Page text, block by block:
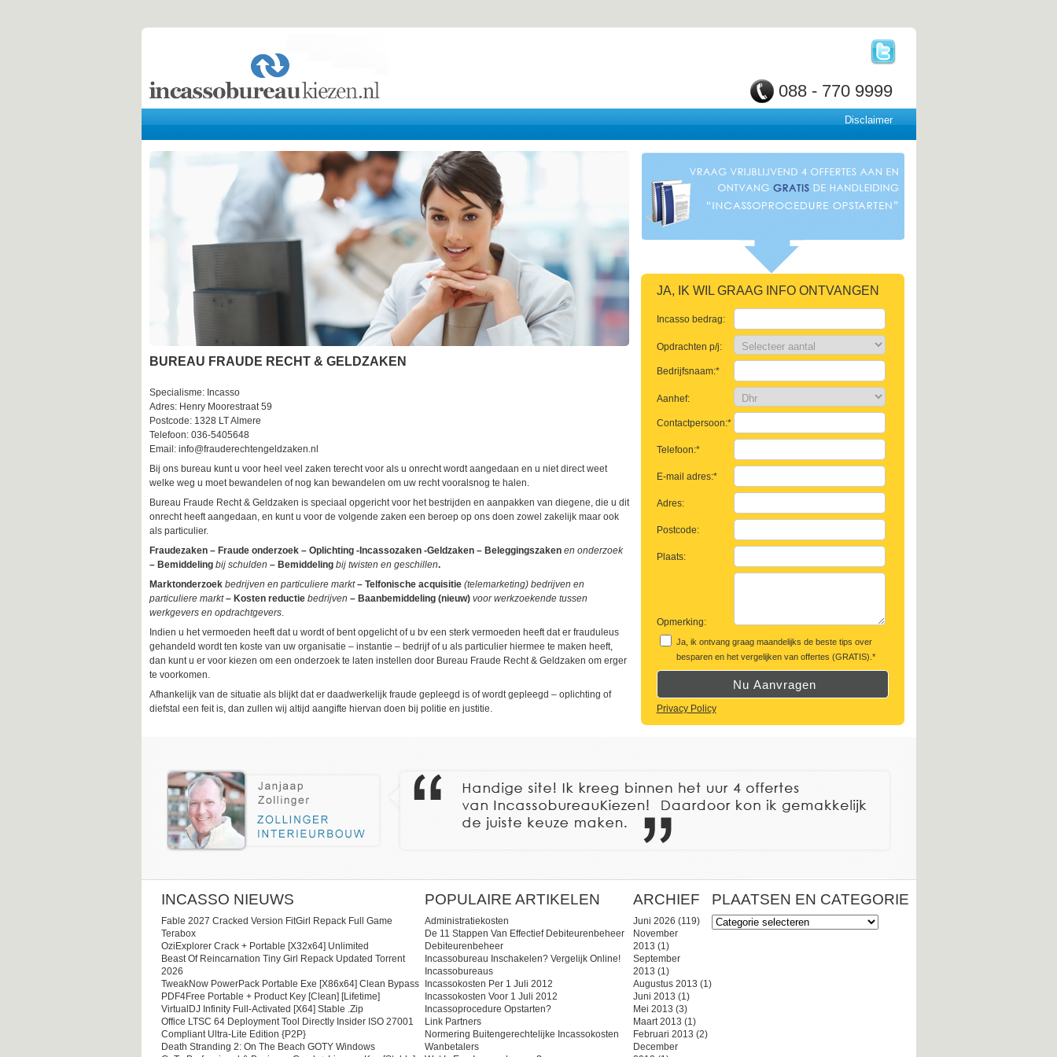
088 - 770 9999
Disclaimer
BUREAU FRAUDE RECHT & GELDZAKEN
Specialisme: Incasso
Adres: Henry Moorestraat 59
Postcode: 1328 LT Almere
Telefoon: 036-5405648
Email: info@frauderechtengeldzaken.nl
Bij ons bureau kunt u voor heel veel zaken terecht voor als u onrecht wordt aangedaan en u niet direct weet
welke weg u moet bewandelen of nog kan bewandelen om uw recht vooralsnog te halen.
Bureau Fraude Recht & Geldzaken is speciaal opgericht voor het bestrijden en aanpakken van diegene, die u dit
onrecht heeft aangedaan, en kunt u voor de volgende zaken een beroep op ons doen zowel zakelijk maar ook
als particulier.
Fraudezaken – Fraude onderzoek – Oplichting -Incassozaken -Geldzaken – Beleggingszaken en onderzoek
– Bemiddeling bij schulden – Bemiddeling bij twisten en geschillen.
Marktonderzoek bedrijven en particuliere markt– Telfonische acquisitie (telemarketing) bedrijven en
particuliere markt– Kosten reductie bedrijven – Baanbemiddeling (nieuw) voor werkzoekende tussen
werkgevers en opdrachtgevers.
Indien u het vermoeden heeft dat u wordt of bent opgelicht of u bv een sterk vermoeden heeft dat er frauduleus
gehandeld wordt ten koste van uw organisatie – instantie – bedrijf of u als particulier hiermee te maken heeft,
dan kunt u er voor kiezen om een onderzoek te laten instellen door Bureau Fraude Recht & Geldzaken om erger
te voorkomen.
Afhankelijk van de situatie als blijkt dat er daadwerkelijk fraude gepleegd is of wordt gepleegd – oplichting of
diefstal een feit is, dan zullen wij altijd aangifte hiervan doen bij politie en justitie.
JA, IK WIL GRAAG INFO ONTVANGEN
Incasso bedrag:
Opdrachten p/j:
Bedrijfsnaam:*
Aanhef:
Contactpersoon:*
Telefoon:*
E-mail adres:*
Adres:
Postcode:
Plaats:
Opmerking:
Ja, ik ontvang graag maandelijks de beste tips over
besparen en het vergelijken van offertes (GRATIS).*
Privacy Policy
INCASSO NIEUWS
Fable 2027 Cracked Version FitGirl Repack Full Game
Terabox
OziExplorer Crack + Portable [x32x64] Unlimited
Beast Of Reincarnation Tiny Girl Repack Updated Torrent
2026
TweakNow PowerPack Portable Exe [x86x64] Clean Bypass
PDF4Free Portable + Product Key [Clean] [Lifetime]
VirtualDJ Infinity Full-Activated [x64] Stable .zip
Office LTSC 64 Deployment Tool Directly Insider ISO 27001
Compliant Ultra-Lite Edition {P2P}
Death Stranding 2: On The Beach GOTY Windows
POPULAIRE ARTIKELEN
Administratiekosten
De 11 Stappen Van Effectief Debiteurenbeheer
Debiteurenbeheer
Incassobureau Inschakelen? Vergelijk Online!
Incassobureaus
Incassokosten Per 1 Juli 2012
Incassokosten Voor 1 Juli 2012
Incassoprocedure Opstarten?
Link Partners
Normering Buitengerechtelijke Incassokosten
Wanbetalers
ARCHIEF
Juni 2026 (119)
November
2013 (1)
September
2013 (1)
Augustus 2013 (1)
Juni 2013 (1)
Mei 2013 (3)
Maart 2013 (1)
Februari 2013 (2)
December
PLAATSEN EN CATEGORIE
Plaatsen
en